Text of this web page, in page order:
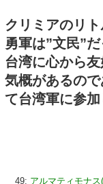
クリミアのリ
勇軍は”文民”
台湾に心から
気概があるの
て台湾軍に参
49: アルマティモナ